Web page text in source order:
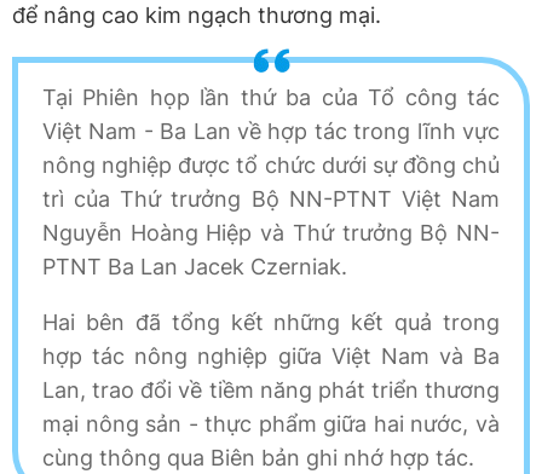
để nâng cao kim ngạch thương mại.
Tại Phiên họp lần thứ ba của Tổ công tác
Việt Nam - Ba Lan về hợp tác trong lĩnh vực
nông nghiệp được tổ chức dưới sự đồng chủ
trì của Thứ trưởng Bộ NN-PTNT Việt Nam
Nguyễn Hoàng Hiệp và Thứ trưởng Bộ NN-
PTNT Ba Lan Jacek Czerniak.
Hai bên đã tổng kết những kết quả trong
hợp tác nông nghiệp giữa Việt Nam và Ba
Lan, trao đổi về tiềm năng phát triển thương
mại nông sản - thực phẩm giữa hai nước, và
cùng thông qua Biên bản ghi nhớ hợp tác.